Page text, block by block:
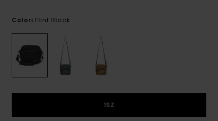
Colori Flint Black
1SZ